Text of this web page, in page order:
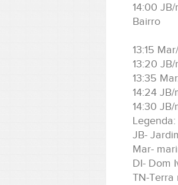
14:00
Bairro
13:15
13:20
13:35
14:24
14:30
Legenda:
JB-
Mar-
DI- Dom
TN-Terra